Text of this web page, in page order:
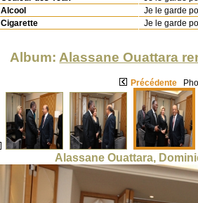
Alcool
Je le garde
Cigarette
Je le garde
Album: Alassane Ouattara
Précédente
Alassane Ouattara,